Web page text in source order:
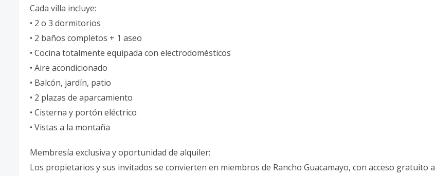
Cada villa incluye:
• 2 o 3 dormitorios
• 2 baños completos + 1 aseo
• Cocina totalmente equipada con electrodomésticos
• Aire acondicionado
• Balcón, jardín, patio
• 2 plazas de aparcamiento
• Cisterna y portón eléctrico
• Vistas a la montaña
Membresía exclusiva y oportunidad de alquiler:
Los propietarios y sus invitados se convierten en miembros de Rancho Guacamayo, con acceso gratuito a